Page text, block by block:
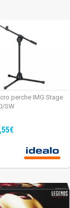
perche IMG Stage
SW